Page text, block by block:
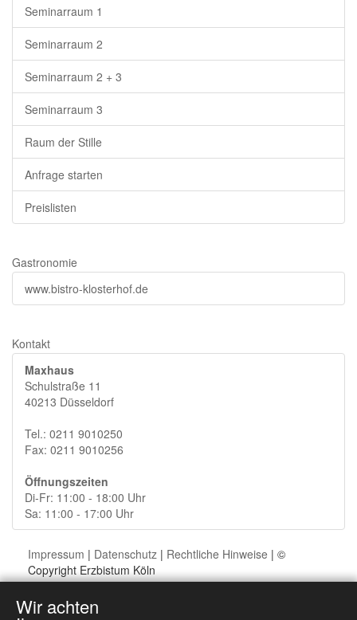
Seminarraum 1
Seminarraum 2
Seminarraum 2 + 3
Seminarraum 3
Raum der Stille
Anfrage starten
Preislisten
Gastronomie
www.bistro-klosterhof.de
Kontakt
Maxhaus
Schulstraße 11
40213 Düsseldorf
Tel.: 0211 9010250
Fax: 0211 9010256
Öffnungszeiten
Di-Fr: 11:00 - 18:00 Uhr
Sa: 11:00 - 17:00 Uhr
Impressum | Datenschutz | Rechtliche Hinweise | ©
Copyright Erzbistum Köln
Wir achten